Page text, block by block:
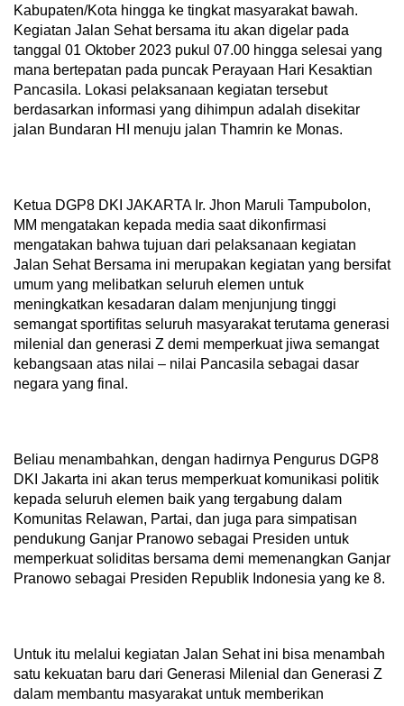
Kabupaten/Kota hingga ke tingkat masyarakat bawah.
Kegiatan Jalan Sehat bersama itu akan digelar pada
tanggal 01 Oktober 2023 pukul 07.00 hingga selesai yang
mana bertepatan pada puncak Perayaan Hari Kesaktian
Pancasila. Lokasi pelaksanaan kegiatan tersebut
berdasarkan informasi yang dihimpun adalah disekitar
jalan Bundaran HI menuju jalan Thamrin ke Monas.
Ketua DGP8 DKI JAKARTA Ir. Jhon Maruli Tampubolon,
MM mengatakan kepada media saat dikonfirmasi
mengatakan bahwa tujuan dari pelaksanaan kegiatan
Jalan Sehat Bersama ini merupakan kegiatan yang bersifat
umum yang melibatkan seluruh elemen untuk
meningkatkan kesadaran dalam menjunjung tinggi
semangat sportifitas seluruh masyarakat terutama generasi
milenial dan generasi Z demi memperkuat jiwa semangat
kebangsaan atas nilai – nilai Pancasila sebagai dasar
negara yang final.
Beliau menambahkan, dengan hadirnya Pengurus DGP8
DKI Jakarta ini akan terus memperkuat komunikasi politik
kepada seluruh elemen baik yang tergabung dalam
Komunitas Relawan, Partai, dan juga para simpatisan
pendukung Ganjar Pranowo sebagai Presiden untuk
memperkuat soliditas bersama demi memenangkan Ganjar
Pranowo sebagai Presiden Republik Indonesia yang ke 8.
Untuk itu melalui kegiatan Jalan Sehat ini bisa menambah
satu kekuatan baru dari Generasi Milenial dan Generasi Z
dalam membantu masyarakat untuk memberikan